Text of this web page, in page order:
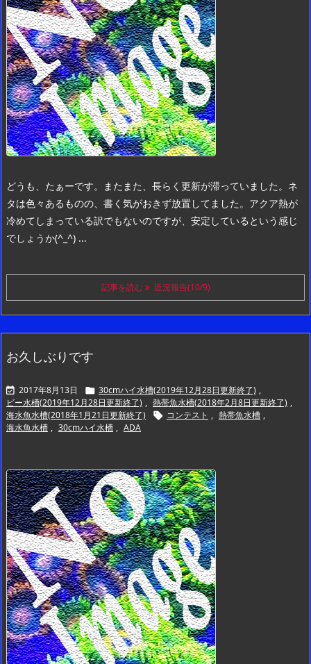
どうも、たぁーです。 またまた、長らく更新が滞っていました。 ネ
タは色々あるものの、書く気がおきず放置してました。 アクア熱が
冷めてしまっている訳でもないのですが、安定しているという感じ
でしょうか(^_^) ...
記事を読む 近況報告(10/9)
お久しぶりです
 2017年8月13日  30cmハイ水槽(2019年12月28日更新終了) ,
ビー水槽(2019年12月28日更新終了) , 熱帯魚水槽(2018年2月8日更新終了) ,
海水魚水槽(2018年1月21日更新終了)
 コンテスト , 熱帯魚水槽 ,
海水魚水槽 , 30cmハイ水槽 , ADA